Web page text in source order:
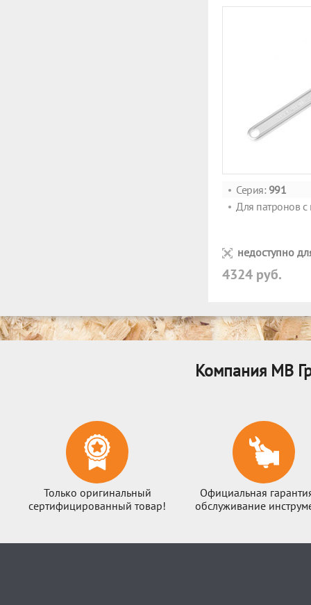
Серия: 991
Для патронов с
недоступно
4324 руб.
Компания МВ
Только оригинальный
сертифицированный товар!
Официальная
обслуживание